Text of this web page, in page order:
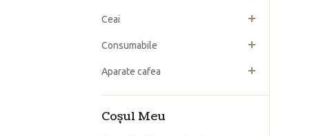
Ceai
Consumabile
Aparate cafea
Coşul Meu